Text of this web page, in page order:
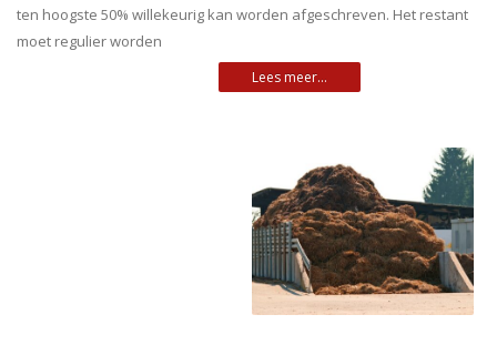
ten hoogste 50% willekeurig kan worden afgeschreven. Het restant
moet regulier worden